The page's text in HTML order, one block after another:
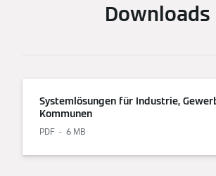
Downloads
Systemlösungen für Industrie,
Kommunen
PDF 6 MB